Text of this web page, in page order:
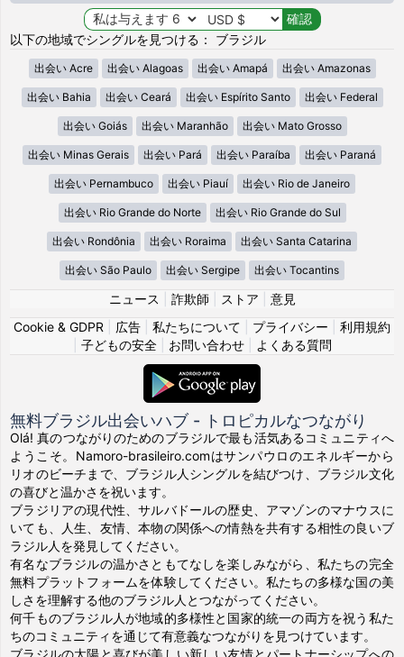
以下の地域でシングルを見つける： ブラジル
出会い Acre 出会い Alagoas 出会い Amapá 出会い Amazonas
出会い Bahia 出会い Ceará 出会い Espírito Santo 出会い Federal
出会い Goiás 出会い Maranhão 出会い Mato Grosso
出会い Minas Gerais 出会い Pará 出会い Paraíba 出会い Paraná
出会い Pernambuco 出会い Piauí 出会い Rio de Janeiro
出会い Rio Grande do Norte 出会い Rio Grande do Sul
出会い Rondônia 出会い Roraima 出会い Santa Catarina
出会い São Paulo 出会い Sergipe 出会い Tocantins
ニュース 詐欺師 ストア
意見
Cookie & GDPR
広告 私たちについて プライバシー
利用規約
子どもの安全| お問い合わせ| よくある質問
無料ブラジル出会いハブ - トロピカルなつながり
Olá! 真のつながりのためのブラジルで最も活気あるコミュニティへ
ようこそ。Namoro-brasileiro.comはサンパウロのエネルギーから
リオのビーチまで、ブラジル人シングルを結びつけ、ブラジル文化
の喜びと温かさを祝います。
ブラジリアの現代性、サルバドールの歴史、アマゾンのマナウスに
いても、人生、友情、本物の関係への情熱を共有する相性の良いブ
ラジル人を発見してください。
有名なブラジルの温かさともてなしを楽しみながら、私たちの完全
無料プラットフォームを体験してください。私たちの多様な国の美
しさを理解する他のブラジル人とつながってください。
何千ものブラジル人が地域的多様性と国家的統一の両方を祝う私た
ちのコミュニティを通じて有意義なつながりを見つけています。
ブラジルの太陽と喜びが美しい新しい友情とパートナーシップへの